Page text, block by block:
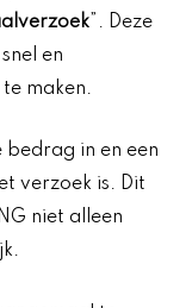
”. Deze
en
maken.
in en een
verzoek is. Dit
niet alleen